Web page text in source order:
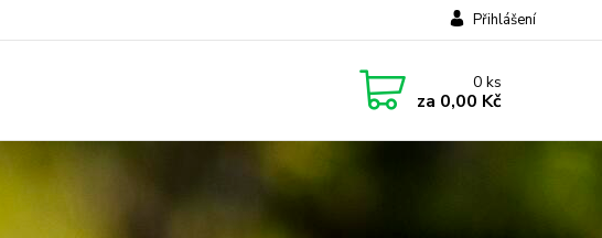
Přihlášení
0ks
za 0,00 Kč